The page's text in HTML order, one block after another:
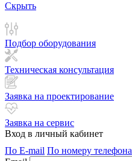
Скрыть
Подбор оборудования
Техническая консультация
Заявка на проектирование
Заявка на сервис
Вход в личный кабинет
По E-mail По номеру телефона